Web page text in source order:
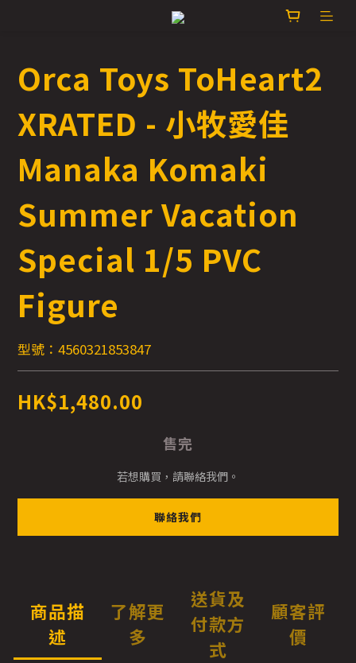
Orca Toys ToHeart2
XRATED - 小牧愛佳
Manaka Komaki
Summer Vacation
Special 1/5 PVC
Figure
型號：4560321853847
HK$1,480.00
售完
若想購買，請聯絡我們。
聯絡我們
商品描
述
了解更
多
送貨及
付款方
式
顧客評
價